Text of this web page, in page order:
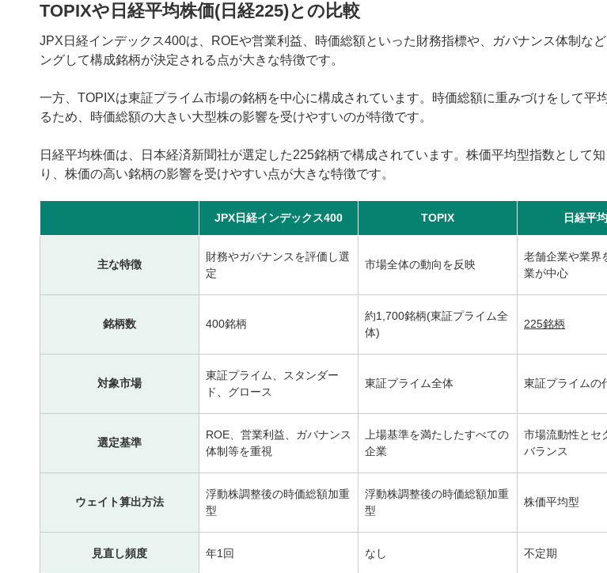
TOPIXや日経平均株価(日経225)との比較
JPX日経インデックス400は、ROEや営業利益、時価総額といった財務指標や、ガバナンス体制など
ングして構成銘柄が決定される点が大きな特徴です。
一方、TOPIXは東証プライム市場の銘柄を中心に構成されています。時価総額に重みづけをして平
るため、時価総額の大きい大型株の影響を受けやすいのが特徴です。
日経平均株価は、日本経済新聞社が選定した225銘柄で構成されています。株価平均型指数として
り、株価の高い銘柄の影響を受けやすい点が大きな特徴です。
JPX日経インデックス400 TOPIX 日経平
主な特徴
財務やガバナンスを評価し選
定
市場全体の動向を反映
老舗企業や業界
業が中心
銘柄数 400銘柄
約1,700銘柄(東証プライム全
体)
225銘柄
対象市場
東証プライム、スタンダー
ド、グロース
東証プライム全体 東証プライムの
選定基準
ROE、営業利益、ガバナンス
体制等を重視
上場基準を満たしたすべての
企業
市場流動性とセ
バランス
ウェイト算出方法
浮動株調整後の時価総額加重
型
浮動株調整後の時価総額加重
型
株価平均型
見直し頻度 年1回 なし 不定期